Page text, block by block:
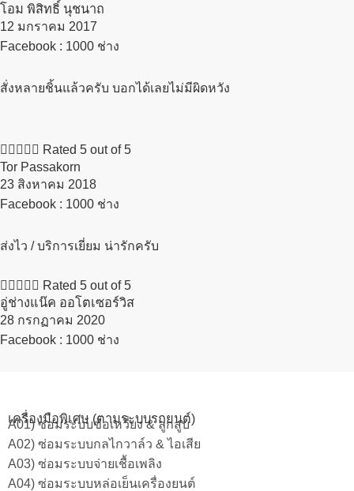
โอม พิสิทธิ์ นุชนาถ
12 มกราคม 2017​
Facebook : 1000 ช่าง
สั่งหลายชิ้นแล้วครับ บอกได้เลยไม่มีผิดหวัง
     Rated 5 out of 5
Tor Passakorn
23 สิงหาคม 2018​
Facebook : 1000 ช่าง
ส่งไว / บริการเยี่ยม น่ารักครับ
     Rated 5 out of 5
อู่ช่างแน๊ค ออโตเซอร์วิส
28 กรกฏาคม 2020​
Facebook : 1000 ช่าง
เครื่องมือพิเศษ (ตามระบบรถยนต์)
A01) ซ่อมระบบข้อเหวี่ยง & ลูกสูบ
A02) ซ่อมระบบกลไกวาล์ว & ไอเสีย
A03) ซ่อมระบบจ่ายเชื้อเพลิง
A04) ซ่อมระบบหล่อเย็นเครื่องยนต์